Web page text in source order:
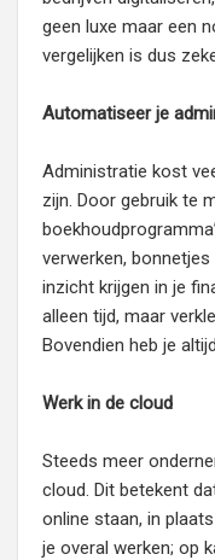
geen luxe maar een
vergelijken is dus
Automatiseer je
Administratie kost
zijn. Door gebruik te
verwerken,
inzicht krijgen in je
alleen tijd, maar
Bovendien heb je
Werk in de cloud
Steeds meer
cloud. Dit betekent
online staan, in
je overal werken; op